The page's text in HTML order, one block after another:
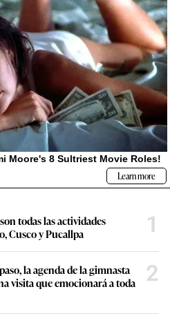
todas las actividades
Cusco y Pucallpa
1
la agenda de la gimnasta
visita que emocionará a toda
2